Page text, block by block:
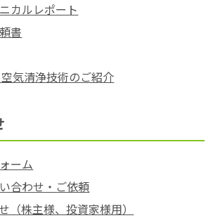
カルレポート
書
気清浄技術のご紹介
ーム
合わせ・ご依頼
（株主様、投資家様用）